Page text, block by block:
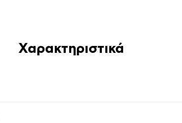
Χαρακτηριστικά